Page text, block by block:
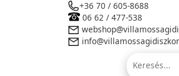
+36 70 / 605-8688
06 62 / 477-538